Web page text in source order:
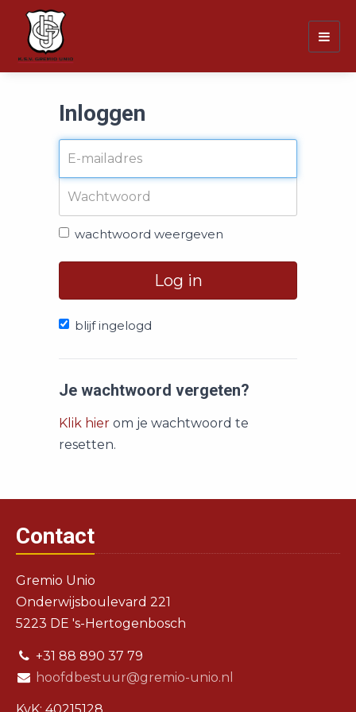
Inloggen
wachtwoord weergeven
Log in
blijf ingelogd
Je wachtwoord vergeten?
Klik hier om je wachtwoord te
resetten.
Contact
Gremio Unio
Onderwijsboulevard 221
5223 DE 's-Hertogenbosch
+31 88 890 37 79
hoofdbestuur@gremio-unio.nl